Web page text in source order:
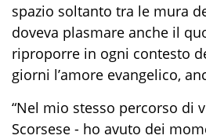
spazio soltanto tra le mura
doveva plasmare anche il
riproporre in ogni contesto
giorni l’amore evangelico,
“Nel mio stesso percorso di
Scorsese - ho avuto dei